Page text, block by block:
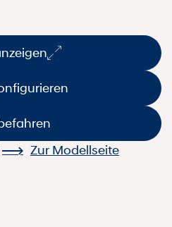
Zur Modellseite